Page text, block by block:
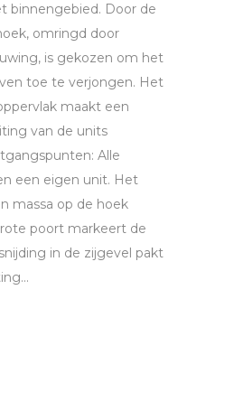
binnengebied. Door de
omringd door
is gekozen om het
toe te verjongen. Het
maakt een
van de units
Alle
een eigen unit. Het
massa op de hoek
poort markeert de
in de zijgevel pakt